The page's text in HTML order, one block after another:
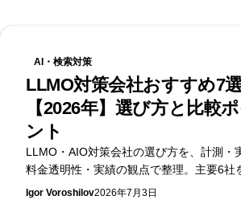
AI・検索対策
LLMO対策会社おすすめ7選
【2026年】選び方と比較
ント
LLMO・AIO対策会社の選び方を、計測・
料金透明性・実績の観点で整理。主要6社
情報で比較し、実装まで担う立場から選定
Igor Voroshilov2026年7月3日